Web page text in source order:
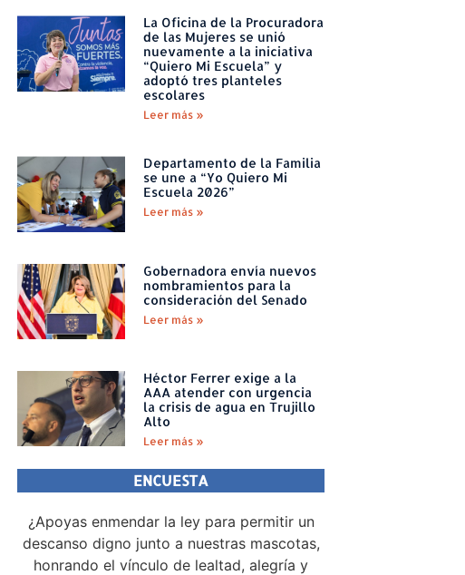
La Oficina de la Procuradora
de las Mujeres se unió
nuevamente a la iniciativa
“Quiero Mi Escuela” y
adoptó tres planteles
escolares
Leer más »
Departamento de la Familia
se une a “Yo Quiero Mi
Escuela 2026”
Leer más »
Gobernadora envía nuevos
nombramientos para la
consideración del Senado
Leer más »
Héctor Ferrer exige a la
AAA atender con urgencia
la crisis de agua en Trujillo
Alto
Leer más »
ENCUESTA
¿Apoyas enmendar la ley para permitir un
descanso digno junto a nuestras mascotas,
honrando el vínculo de lealtad, alegría y